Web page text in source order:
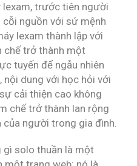
lexam, trước tiên người
nguồn với sứ mệnh
lexam thành lập với
chế trở thành một
tuyến để ngẫu nhiên
nội dung với học hỏi với
cải thiện cao không
chế trở thành lan rộng
người trong gia đình.
gì solo thuần là một